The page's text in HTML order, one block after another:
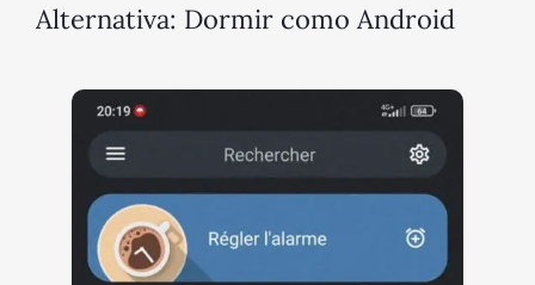
Alternativa: Dormir como Android